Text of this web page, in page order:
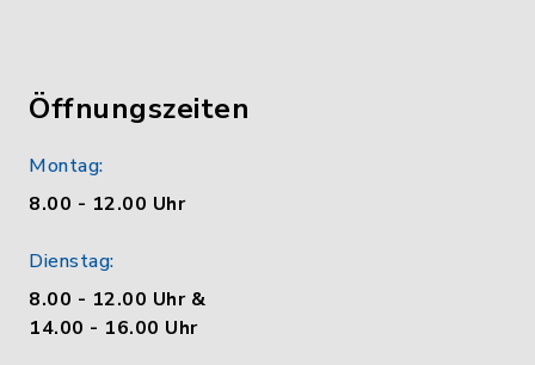
Öffnungszeiten
Montag:
8.00 - 12.00 Uhr
Dienstag:
8.00 - 12.00 Uhr &
14.00 - 16.00 Uhr